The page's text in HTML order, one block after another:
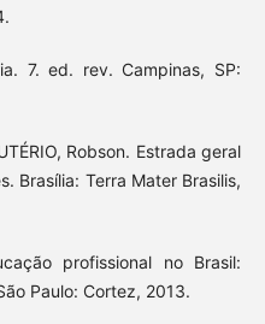
7. ed. rev. Campinas, SP:
Robson. Estrada geral
Brasília: Terra Mater Brasilis,
profissional no Brasil:
Paulo: Cortez, 2013.